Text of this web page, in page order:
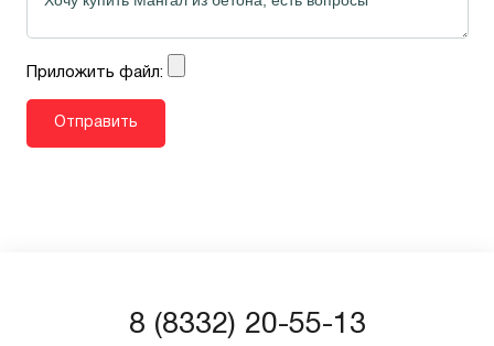
Приложить файл:
8 (8332) 20-55-13